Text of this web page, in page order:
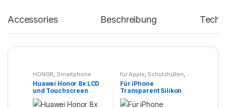
Accessories Beschreibung
HONOR, Smartphone
Reparatur
Huawei Honor 8x LCD
und Touchscreen
Reparatur
für Apple, Schutzhüllen,
Smartphone Zubehör
Für iPhone
Transparent Silikon
Hülle